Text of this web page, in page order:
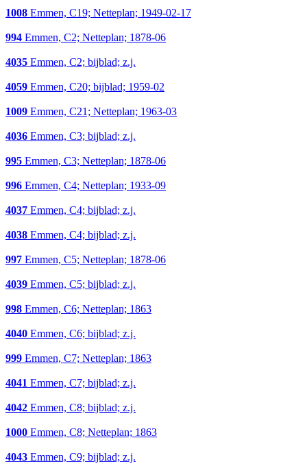
1008 Emmen, C19; Netteplan; 1949-02-17
994 Emmen, C2; Netteplan; 1878-06
4035 Emmen, C2; bijblad; z.j.
4059 Emmen, C20; bijblad; 1959-02
1009 Emmen, C21; Netteplan; 1963-03
4036 Emmen, C3; bijblad; z.j.
995 Emmen, C3; Netteplan; 1878-06
996 Emmen, C4; Netteplan; 1933-09
4037 Emmen, C4; bijblad; z.j.
4038 Emmen, C4; bijblad; z.j.
997 Emmen, C5; Netteplan; 1878-06
4039 Emmen, C5; bijblad; z.j.
998 Emmen, C6; Netteplan; 1863
4040 Emmen, C6; bijblad; z.j.
999 Emmen, C7; Netteplan; 1863
4041 Emmen, C7; bijblad; z.j.
4042 Emmen, C8; bijblad; z.j.
1000 Emmen, C8; Netteplan; 1863
4043 Emmen, C9; bijblad; z.j.